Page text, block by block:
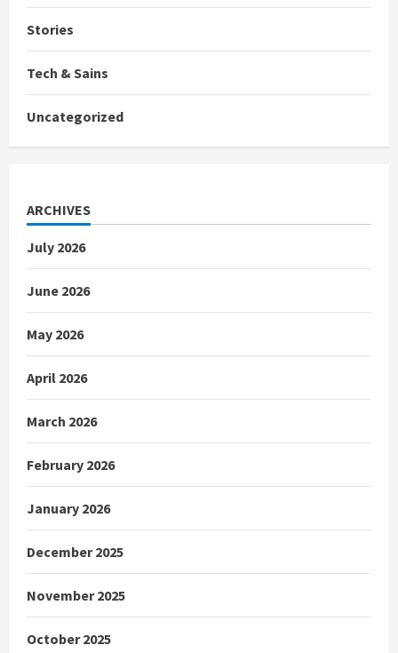
Stories
Tech & Sains
Uncategorized
ARCHIVES
July 2026
June 2026
May 2026
April 2026
March 2026
February 2026
January 2026
December 2025
November 2025
October 2025